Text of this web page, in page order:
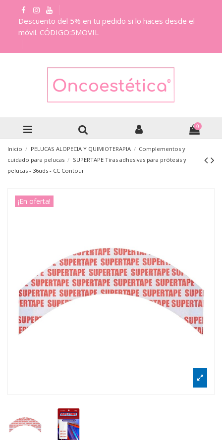
Descuento del 5% en tu pedido si lo haces desde el
móvil. CÓDIGO:5MOVIL
0
Inicio PELUCAS ALOPECIA Y QUIMIOTERAPIA
Complementos y
cuidado para pelucas
SUPERTAPE Tiras adhesivas para prótesis y
pelucas - 36uds - CC Contour
¡En oferta!